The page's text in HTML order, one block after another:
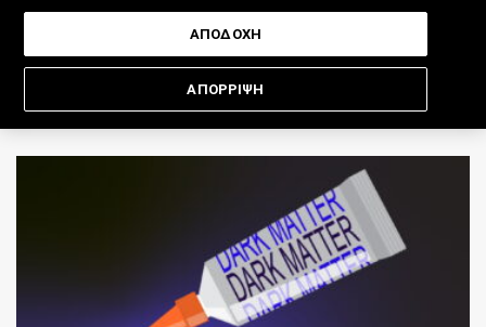
ΑΠΟΡΡΙΨΗ
ΑΠΟΔΟΧΗ